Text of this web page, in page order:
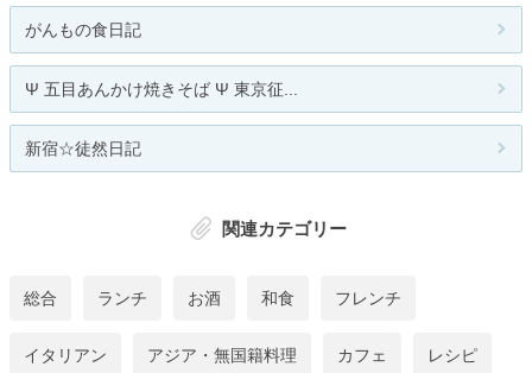
がんもの食日記
Ψ 五目あんかけ焼きそば Ψ 東京征...
新宿☆徒然日記
関連カテゴリー
総合 ランチ お酒 和食 フレンチ
イタリアン アジア・無国籍料理 カフェ レシピ